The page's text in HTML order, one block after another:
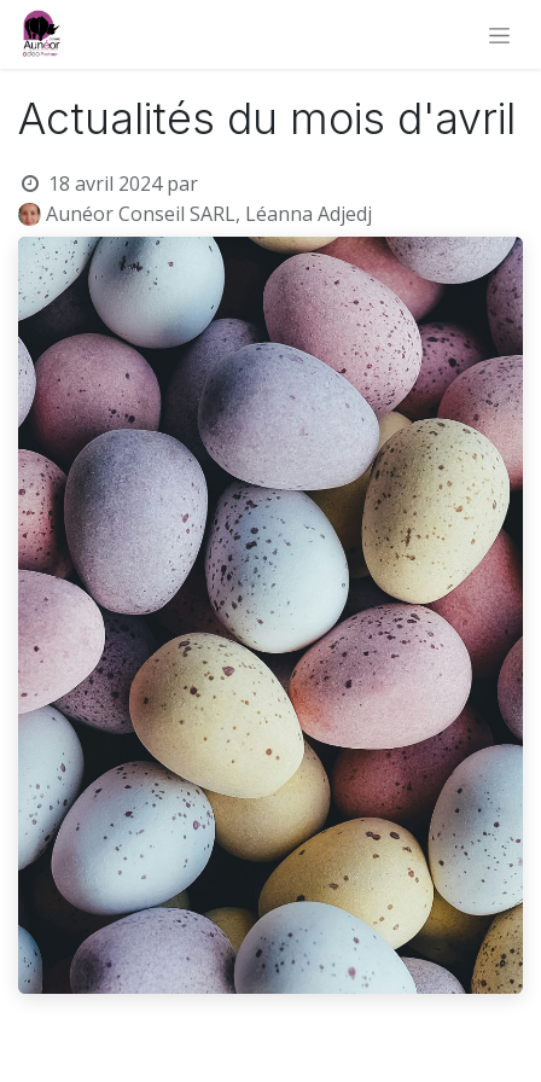
Actualités du mois d'avril
18 avril 2024 par
Aunéor Conseil SARL, Léanna Adjedj